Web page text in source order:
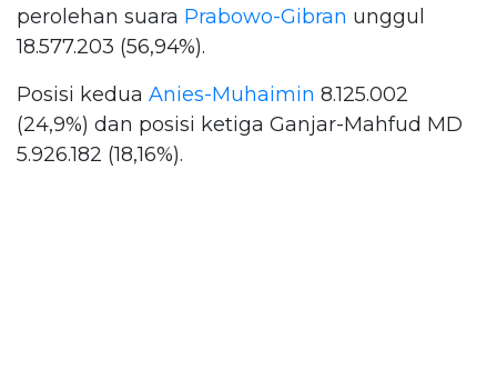
perolehan suara Prabowo-Gibran unggul
18.577.203 (56,94%).
Posisi kedua Anies-Muhaimin 8.125.002
(24,9%) dan posisi ketiga Ganjar-Mahfud MD
5.926.182 (18,16%).